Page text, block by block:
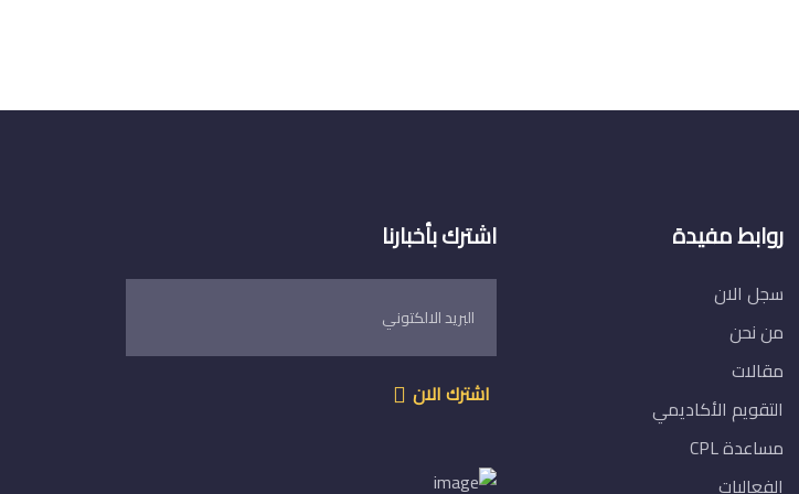
روابط مفيدة
سجل الان
من نحن
مقالات
التقويم الأكاديمي
مساعدة CPL
الفعاليات
اشترك بأخبارنا
اشترك الان